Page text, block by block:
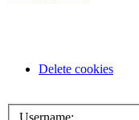
Delete cookies
Username: